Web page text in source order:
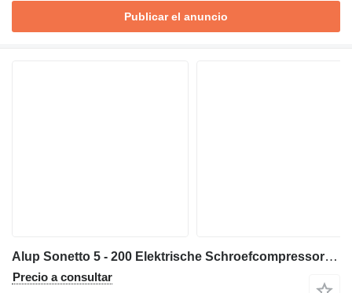
Publicar el anuncio
Alup Sonetto 5 - 200 Elektrische Schroefcompressor 4 kW 470 L/Min 10
Precio a consultar